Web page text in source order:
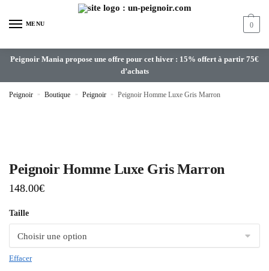
MENU 0
Peignoir Mania propose une offre pour cet hiver : 15% offert à partir 75€
d’achats
Peignoir » Boutique » Peignoir » Peignoir Homme Luxe Gris Marron
Peignoir Homme Luxe Gris Marron
148.00€
Taille
Effacer